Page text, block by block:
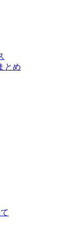
とめ